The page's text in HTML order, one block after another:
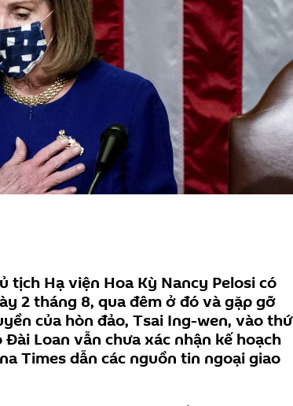
tịch Hạ viện Hoa Kỳ Nancy Pelosi có
2 tháng 8, qua đêm ở đó và gặp gỡ
của hòn đảo, Tsai Ing-wen, vào thứ
Loan vẫn chưa xác nhận kế hoạch
Times dẫn các nguồn tin ngoại giao